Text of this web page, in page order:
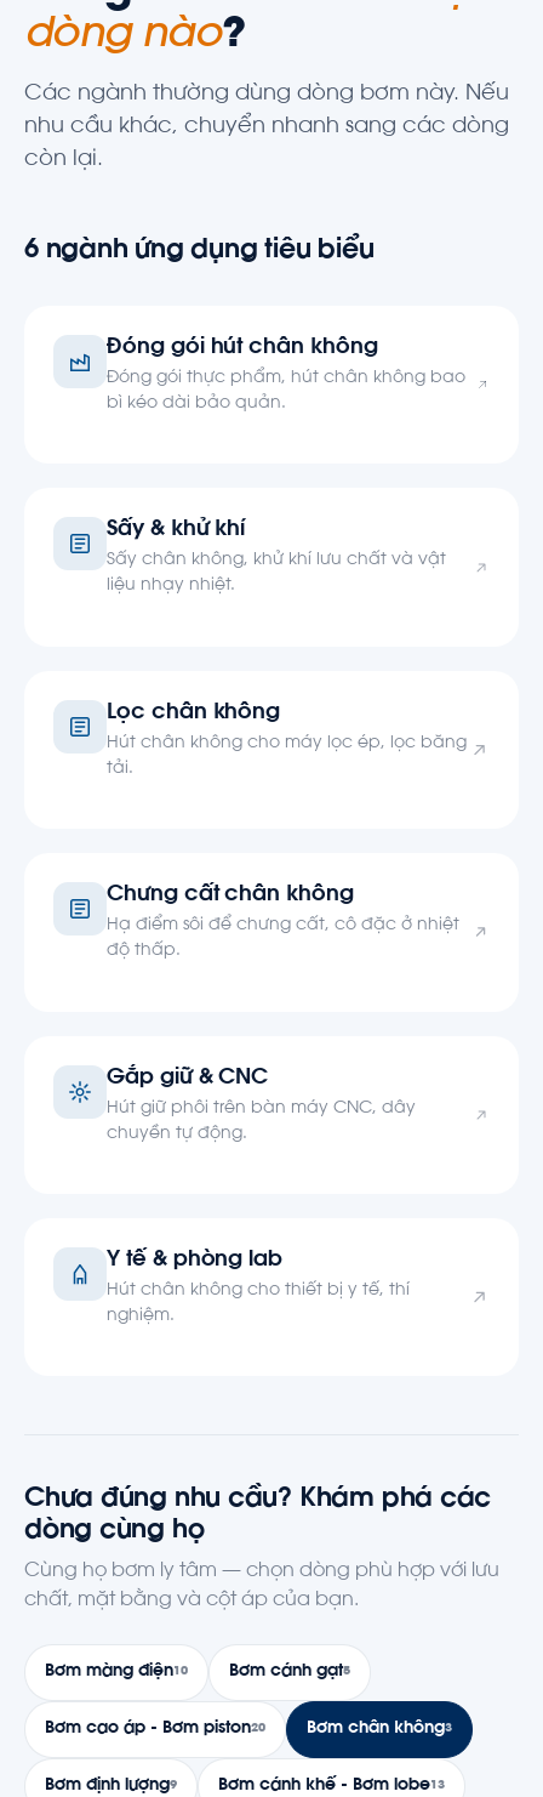
dòng nào?
Các ngành thường dùng dòng bơm này. Nếu
nhu cầu khác, chuyển nhanh sang các dòng
còn lại.
6 ngành ứng dụng tiêu biểu
Đóng gói hút chân không
Đóng gói thực phẩm, hút chân không bao
bì kéo dài bảo quản.
Sấy & khử khí
Sấy chân không, khử khí lưu chất và vật
liệu nhạy nhiệt.
Lọc chân không
Hút chân không cho máy lọc ép, lọc băng
tải.
Chưng cất chân không
Hạ điểm sôi để chưng cất, cô đặc ở nhiệt
độ thấp.
Gắp giữ & CNC
Hút giữ phôi trên bàn máy CNC, dây
chuyền tự động.
Y tế & phòng lab
Hút chân không cho thiết bị y tế, thí
nghiệm.
Chưa đúng nhu cầu? Khám phá các
dòng cùng họ
Cùng họ bơm ly tâm — chọn dòng phù hợp với lưu
chất, mặt bằng và cột áp của bạn.
Bơm màng điện10 Bơm cánh gạt5
Bơm cao áp - Bơm piston20 Bơm chân không3
Bơm định lượng9 Bơm cánh khế - Bơm lobe13